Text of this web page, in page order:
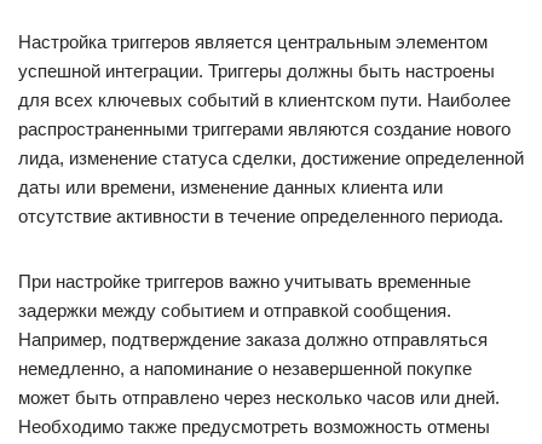
Настройка триггеров является центральным элементом
успешной интеграции. Триггеры должны быть настроены
для всех ключевых событий в клиентском пути. Наиболее
распространенными триггерами являются создание нового
лида, изменение статуса сделки, достижение определенной
даты или времени, изменение данных клиента или
отсутствие активности в течение определенного периода.
При настройке триггеров важно учитывать временные
задержки между событием и отправкой сообщения.
Например, подтверждение заказа должно отправляться
немедленно, а напоминание о незавершенной покупке
может быть отправлено через несколько часов или дней.
Необходимо также предусмотреть возможность отмены